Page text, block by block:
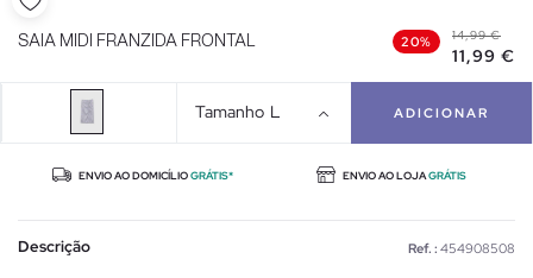
SAIA MIDI FRANZIDA FRONTAL 20% 14,99 €
11,99 €
Tamanho L ADICIONAR
ENVIO AO DOMICÍLIOGRÁTIS* ENVIO AO LOJAGRÁTIS
Descrição Ref. : 454908508